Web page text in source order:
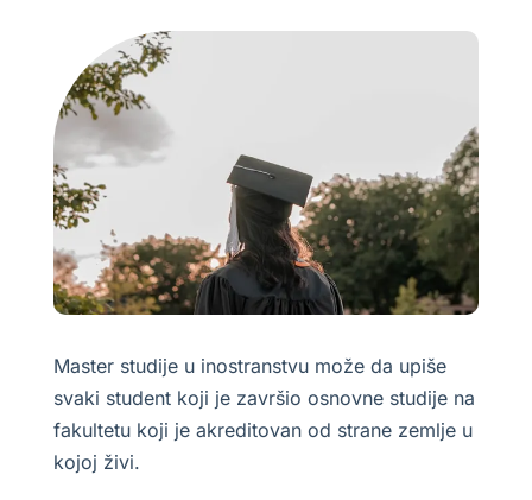
Master studije u inostranstvu može da upiše
svaki student koji je završio osnovne studije na
fakultetu koji je akreditovan od strane zemlje u
kojoj živi.